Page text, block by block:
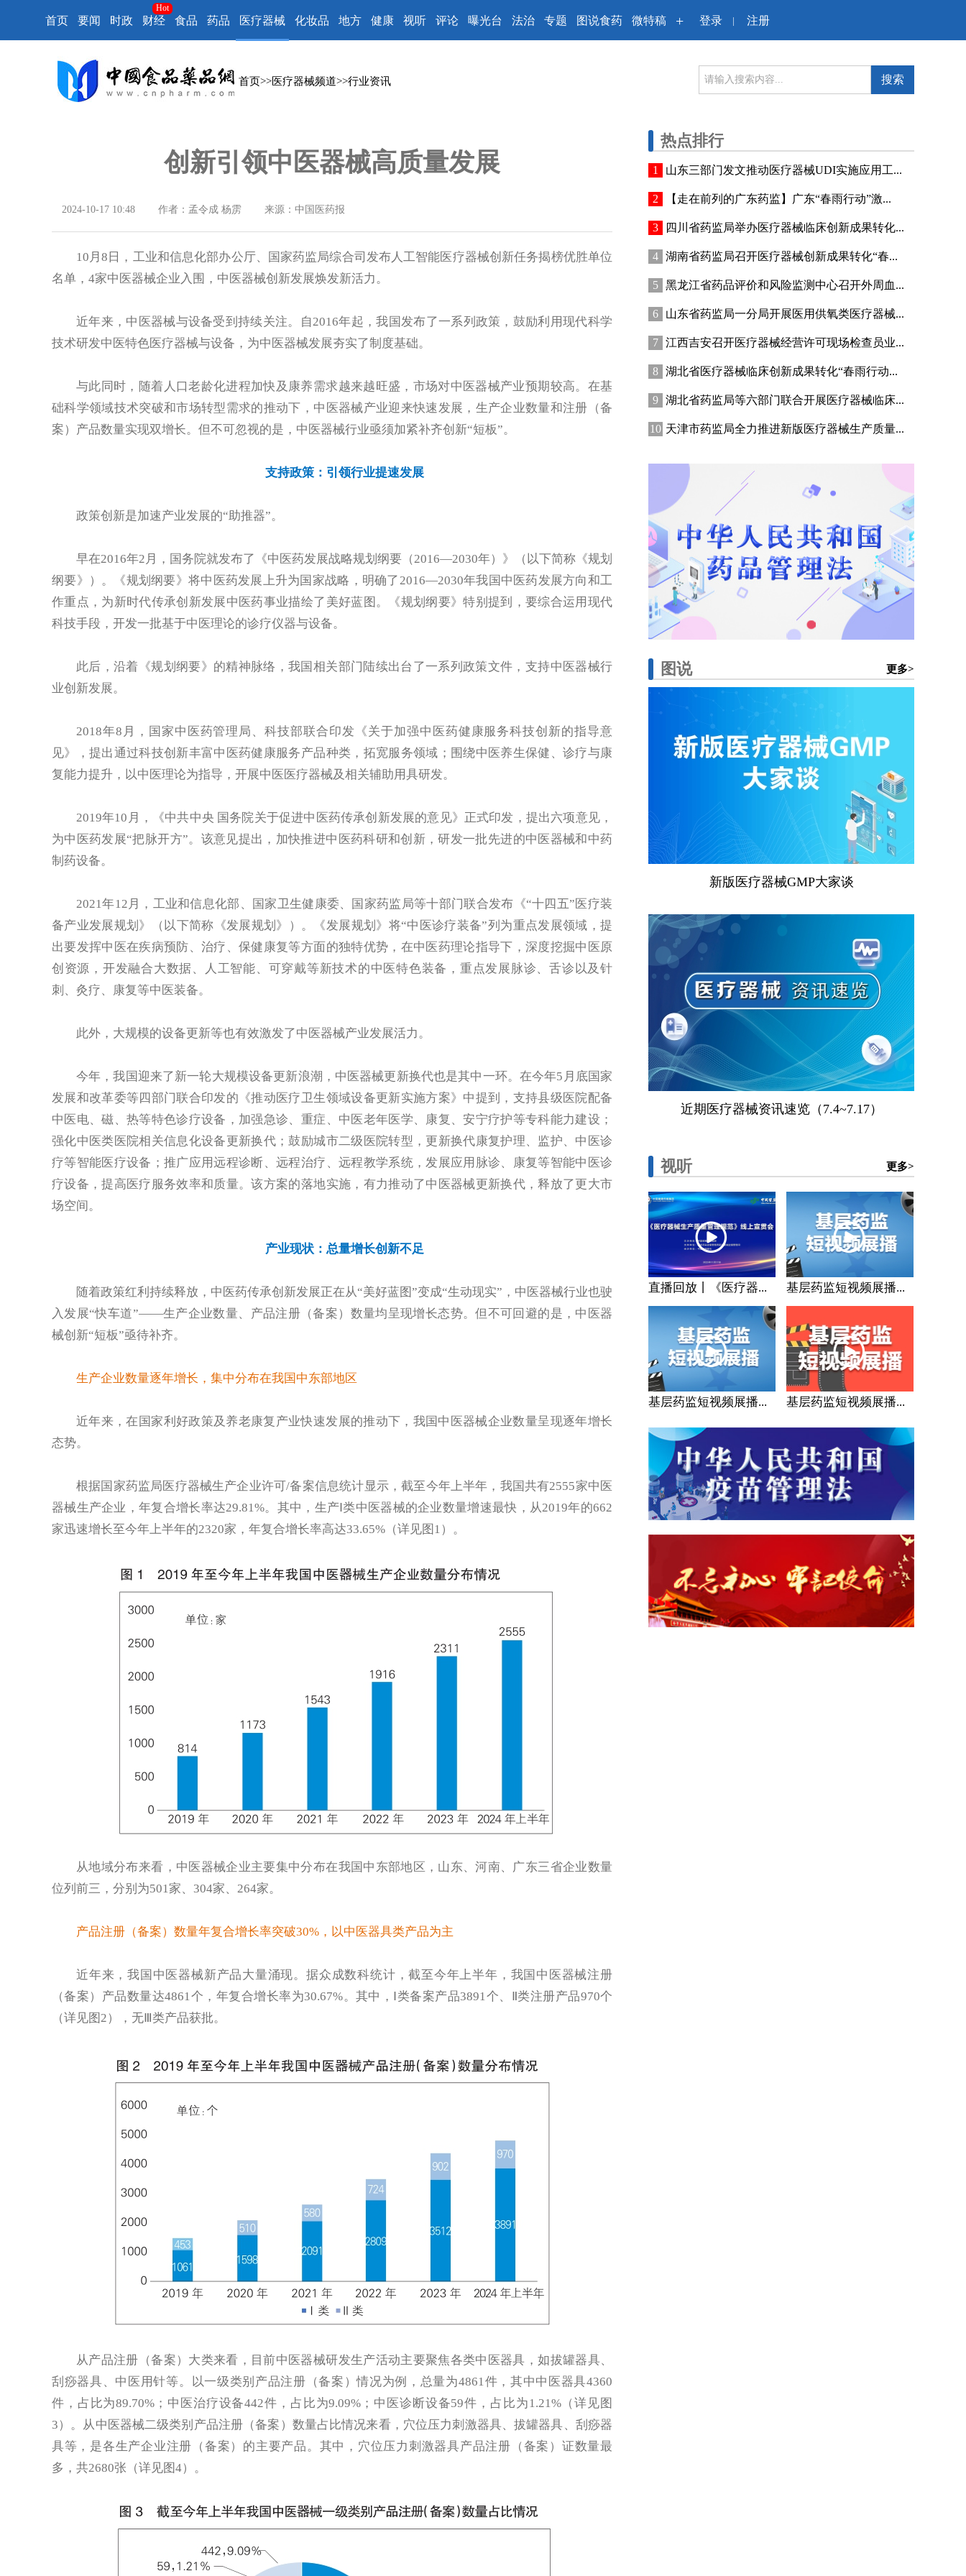
首页 要闻 时政 财经
Hot
食品 药品 医疗器械 化妆品 地方 健康 视听 评论 曝光台 法治 专题 图说食药 微特稿 + 登录 | 注册
首页>>医疗器械频道>>行业资讯 搜索
创新引领中医器械高质量发展
2024-10-17 10:48 作者：孟令成 杨雳 来源：中国医药报
10月8日，工业和信息化部办公厅、国家药监局综合司发布人工智能医疗器械创新任务揭榜优胜单位
名单，4家中医器械企业入围，中医器械创新发展焕发新活力。
近年来，中医器械与设备受到持续关注。自2016年起，我国发布了一系列政策，鼓励利用现代科学
技术研发中医特色医疗器械与设备，为中医器械发展夯实了制度基础。
与此同时，随着人口老龄化进程加快及康养需求越来越旺盛，市场对中医器械产业预期较高。在基
础科学领域技术突破和市场转型需求的推动下，中医器械产业迎来快速发展，生产企业数量和注册（备
案）产品数量实现双增长。但不可忽视的是，中医器械行业亟须加紧补齐创新“短板”。
支持政策： 引领行业提速发展
政策创新是加速产业发展的“助推器”。
早在2016年2月，国务院就发布了《中医药发展战略规划纲要（2016—2030年）》（以下简称《规划
纲要》）。《规划纲要》将中医药发展上升为国家战略，明确了2016—2030年我国中医药发展方向和工
作重点，为新时代传承创新发展中医药事业描绘了美好蓝图。《规划纲要》特别提到，要综合运用现代
科技手段，开发一批基于中医理论的诊疗仪器与设备。
此后，沿着《规划纲要》的精神脉络，我国相关部门陆续出台了一系列政策文件，支持中医器械行
业创新发展。
2018年8月，国家中医药管理局、科技部联合印发《关于加强中医药健康服务科技创新的指导意
见》，提出通过科技创新丰富中医药健康服务产品种类，拓宽服务领域；围绕中医养生保健、诊疗与康
复能力提升，以中医理论为指导，开展中医医疗器械及相关辅助用具研发。
2019年10月，《中共中央 国务院关于促进中医药传承创新发展的意见》正式印发，提出六项意见，
为中医药发展“把脉开方”。该意见提出，加快推进中医药科研和创新，研发一批先进的中医器械和中药
制药设备。
2021年12月，工业和信息化部、国家卫生健康委、国家药监局等十部门联合发布《“十四五”医疗装
备产业发展规划》（以下简称《发展规划》）。《发展规划》将“中医诊疗装备”列为重点发展领域，提
出要发挥中医在疾病预防、治疗、保健康复等方面的独特优势，在中医药理论指导下，深度挖掘中医原
创资源，开发融合大数据、人工智能、可穿戴等新技术的中医特色装备，重点发展脉诊、舌诊以及针
刺、灸疗、康复等中医装备。
此外，大规模的设备更新等也有效激发了中医器械产业发展活力。
今年，我国迎来了新一轮大规模设备更新浪潮，中医器械更新换代也是其中一环。在今年5月底国家
发展和改革委等四部门联合印发的《推动医疗卫生领域设备更新实施方案》中提到，支持县级医院配备
中医电、磁、热等特色诊疗设备，加强急诊、重症、中医老年医学、康复、安宁疗护等专科能力建设；
强化中医类医院相关信息化设备更新换代；鼓励城市二级医院转型，更新换代康复护理、监护、中医诊
疗等智能医疗设备；推广应用远程诊断、远程治疗、远程教学系统，发展应用脉诊、康复等智能中医诊
疗设备，提高医疗服务效率和质量。该方案的落地实施，有力推动了中医器械更新换代，释放了更大市
场空间。
产业现状： 总量增长创新不足
随着政策红利持续释放，中医药传承创新发展正在从“美好蓝图”变成“生动现实”，中医器械行业也驶
入发展“快车道”——生产企业数量、产品注册（备案）数量均呈现增长态势。但不可回避的是，中医器
械创新“短板”亟待补齐。
生产企业数量逐年增长，集中分布在我国中东部地区
近年来，在国家利好政策及养老康复产业快速发展的推动下，我国中医器械企业数量呈现逐年增长
态势。
根据国家药监局医疗器械生产企业许可/备案信息统计显示，截至今年上半年，我国共有2555家中医
器械生产企业，年复合增长率达29.81%。其中，生产Ⅰ类中医器械的企业数量增速最快，从2019年的662
家迅速增长至今年上半年的2320家，年复合增长率高达33.65%（详见图1）。
从地域分布来看，中医器械企业主要集中分布在我国中东部地区，山东、河南、广东三省企业数量
位列前三，分别为501家、304家、264家。
产品注册（备案）数量年复合增长率突破30%，以中医器具类产品为主
近年来，我国中医器械新产品大量涌现。据众成数科统计，截至今年上半年，我国中医器械注册
（备案）产品数量达4861个，年复合增长率为30.67%。其中，Ⅰ类备案产品3891个、Ⅱ类注册产品970个
（详见图2），无Ⅲ类产品获批。
从产品注册（备案）大类来看，目前中医器械研发生产活动主要聚焦各类中医器具，如拔罐器具、
刮痧器具、中医用针等。以一级类别产品注册（备案）情况为例，总量为4861件，其中中医器具4360
件，占比为89.70%；中医治疗设备442件，占比为9.09%；中医诊断设备59件，占比为1.21%（详见图
3）。从中医器械二级类别产品注册（备案）数量占比情况来看，穴位压力刺激器具、拔罐器具、刮痧器
具等，是各生产企业注册（备案）的主要产品。其中，穴位压力刺激器具产品注册（备案）证数量最
多，共2680张（详见图4）。
热点排行
山东三部门发文推动医疗器械UDI实施应用工...
【走在前列的广东药监】广东“春雨行动”激...
四川省药监局举办医疗器械临床创新成果转化...
湖南省药监局召开医疗器械创新成果转化“春...
黑龙江省药品评价和风险监测中心召开外周血...
山东省药监局一分局开展医用供氧类医疗器械...
江西吉安召开医疗器械经营许可现场检查员业...
湖北省医疗器械临床创新成果转化“春雨行动...
湖北省药监局等六部门联合开展医疗器械临床...
天津市药监局全力推进新版医疗器械生产质量...
图说 更多>
新版医疗器械GMP大家谈
近期医疗器械资讯速览（7.4~7.17）
视听 更多>
直播回放丨《医疗器... 基层药监短视频展播...
基层药监短视频展播... 基层药监短视频展播...